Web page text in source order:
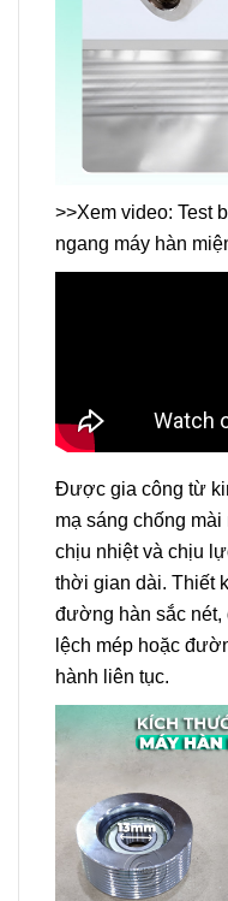
>>Xem video: Test
ngang máy hàn
Được gia công từ
mạ sáng chống
chịu nhiệt và chịu
thời gian dài. Thiết
đường hàn sắc nét,
lệch mép hoặc
hành liên tục.